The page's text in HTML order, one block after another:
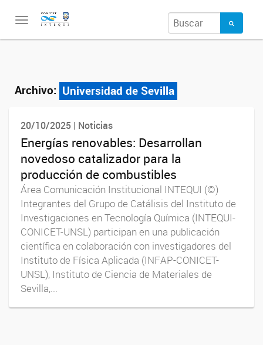
Toggle
Archivo: Universidad de Sevilla
20/10/2025 | Noticias
Energías renovables: Desarrollan
novedoso catalizador para la
producción de combustibles
Área Comunicación Institucional INTEQUI (©)
Integrantes del Grupo de Catálisis del Instituto de
Investigaciones en Tecnología Química (INTEQUI-
CONICET-UNSL) participan en una publicación
científica en colaboración con investigadores del
Instituto de Física Aplicada (INFAP-CONICET-
UNSL), Instituto de Ciencia de Materiales de
Sevilla,...